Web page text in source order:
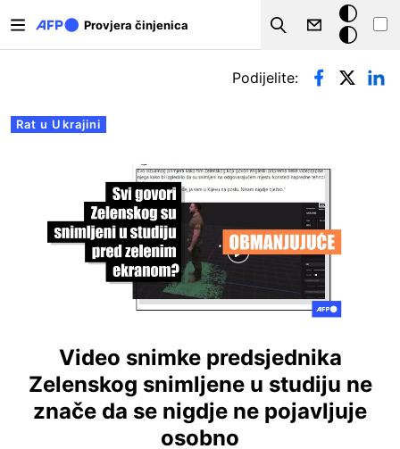
Provjera činjenica
Search
Tamna
pozadina
Primarne oznake
Rat u Ukrajini
Podijelite:
Video snimke predsjednika
Zelenskog snimljene u studiju ne
znače da se nigdje ne pojavljuje
osobno